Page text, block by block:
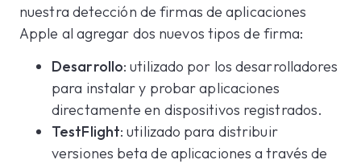
nuestra detección de firmas de aplicaciones
Apple al agregar dos nuevos tipos de firma:
Desarrollo: utilizado por los desarrolladores
para instalar y probar aplicaciones
directamente en dispositivos registrados.
TestFlight: utilizado para distribuir
versiones beta de aplicaciones a través de